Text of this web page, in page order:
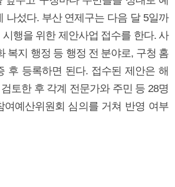
나섰다. 부산 연제구는 다음 달 5일까
행을 위한 제안사업 접수를 한다. 사
복지 행정 등 행정 전 분야로, 구청 홈
후 등록하면 된다. 접수된 제안은 해
토한 후 각계 전문가와 주민 등 28명
여예산위원회 심의를 거쳐 반영 여부